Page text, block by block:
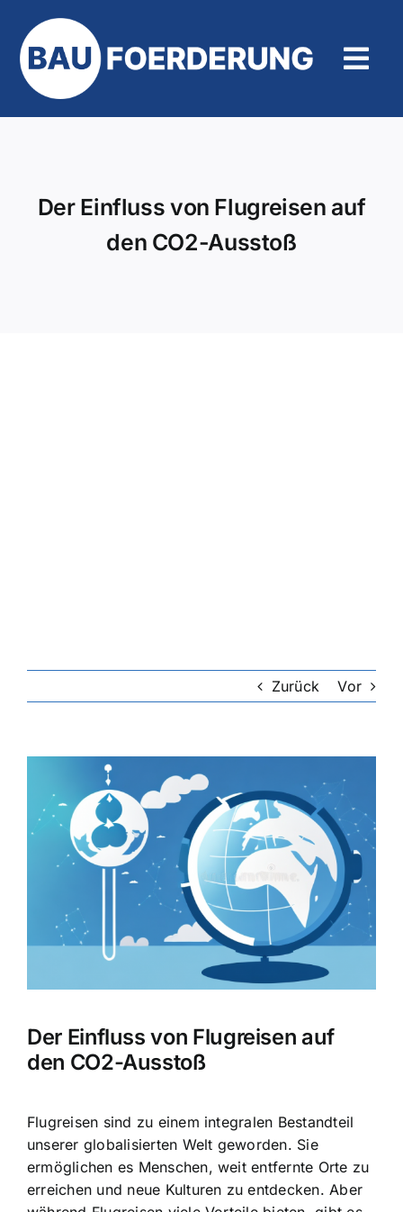
Inhalt
springen
Der Einfluss von Flugreisen auf
den CO2-Ausstoß
Zurück Vor
grösseres
Bild
Der Einfluss von Flugreisen auf
den CO2-Ausstoß
Flugreisen sind zu einem integralen Bestandteil
unserer globalisierten Welt geworden. Sie
ermöglichen es Menschen, weit entfernte Orte zu
erreichen und neue Kulturen zu entdecken. Aber